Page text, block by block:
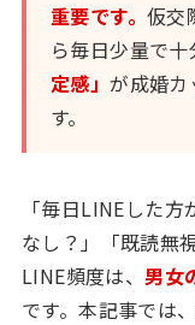
重要です。 仮交
ら毎日少量で十
定感」が成婚カ
す。
「毎日LINEした
なし？」「既読無
LINE頻度は、男女
です。本記事では